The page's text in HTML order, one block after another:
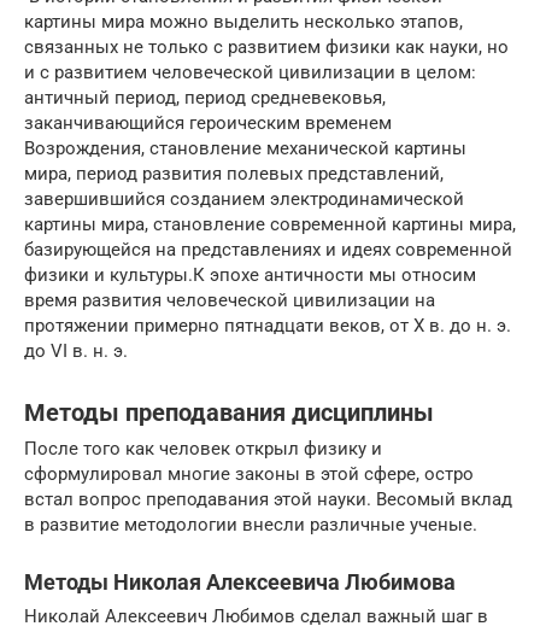
картины мира можно выделить несколько этапов,
связанных не только с развитием физики как науки, но
и с развитием человеческой цивилизации в целом:
античный период, период средневековья,
заканчивающийся героическим временем
Возрождения, становление механической картины
мира, период развития полевых представлений,
завершившийся созданием электродинамической
картины мира, становление современной картины мира,
базирующейся на представлениях и идеях современной
физики и культуры.К эпохе античности мы относим
время развития человеческой цивилизации на
протяжении примерно пятнадцати веков, от X в. до н. э.
до VI в. н. э.
Методы преподавания дисциплины
После того как человек открыл физику и
сформулировал многие законы в этой сфере, остро
встал вопрос преподавания этой науки. Весомый вклад
в развитие методологии внесли различные ученые.
Методы Николая Алексеевича Любимова
Николай Алексеевич Любимов сделал важный шаг в